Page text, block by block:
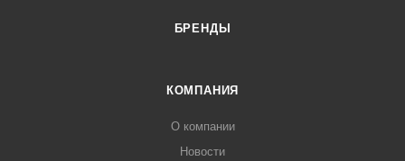
БРЕНДЫ
КОМПАНИЯ
О компании
Новости